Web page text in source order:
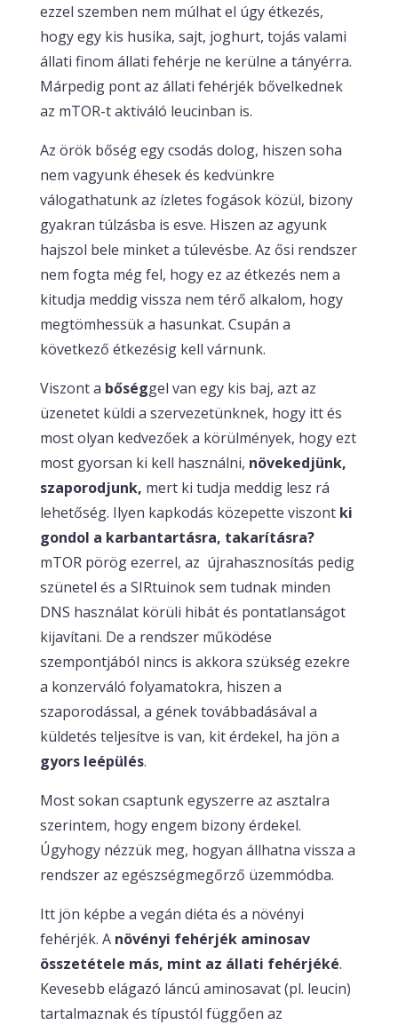
ezzel szemben nem múlhat el úgy étkezés,
hogy egy kis husika, sajt, joghurt, tojás valami
állati finom állati fehérje ne kerülne a tányérra.
Márpedig pont az állati fehérjék bővelkednek
az mTOR-t aktiváló leucinban is.
Az örök bőség egy csodás dolog, hiszen soha
nem vagyunk éhesek és kedvünkre
válogathatunk az ízletes fogások közül, bizony
gyakran túlzásba is esve. Hiszen az agyunk
hajszol bele minket a túlevésbe. Az ősi rendszer
nem fogta még fel, hogy ez az étkezés nem a
kitudja meddig vissza nem térő alkalom, hogy
megtömhessük a hasunkat. Csupán a
következő étkezésig kell várnunk.
Viszont a bőséggel van egy kis baj, azt az
üzenetet küldi a szervezetünknek, hogy itt és
most olyan kedvezőek a körülmények, hogy ezt
most gyorsan ki kell használni, növekedjünk,
szaporodjunk, mert ki tudja meddig lesz rá
lehetőség. Ilyen kapkodás közepette viszont ki
gondol a karbantartásra, takarításra?
mTOR pörög ezerrel, az újrahasznosítás pedig
szünetel és a SIRtuinok sem tudnak minden
DNS használat körüli hibát és pontatlanságot
kijavítani. De a rendszer működése
szempontjából nincs is akkora szükség ezekre
a konzerváló folyamatokra, hiszen a
szaporodással, a gének továbbadásával a
küldetés teljesítve is van, kit érdekel, ha jön a
gyors leépülés.
Most sokan csaptunk egyszerre az asztalra
szerintem, hogy engem bizony érdekel.
Úgyhogy nézzük meg, hogyan állhatna vissza a
rendszer az egészségmegőrző üzemmódba.
Itt jön képbe a vegán diéta és a növényi
fehérjék. A növényi fehérjék aminosav
összetétele más, mint az állati fehérjéké.
Kevesebb elágazó láncú aminosavat (pl. leucin)
tartalmaznak és típustól függően az